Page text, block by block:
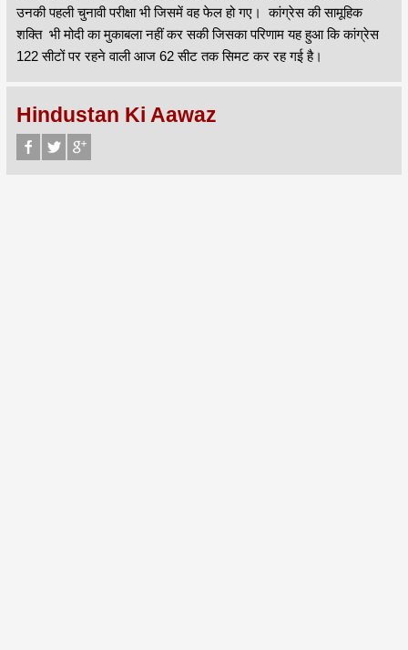
उनकी पहली चुनावी परीक्षा भी जिसमें वह फेल हो गए। कांग्रेस की सामूहिक
शक्ति भी मोदी का मुकाबला नहीं कर सकी जिसका परिणाम यह हुआ कि कांग्रेस
122 सीटों पर रहने वाली आज 62 सीट तक सिमट कर रह गई है।
Hindustan Ki Aawaz